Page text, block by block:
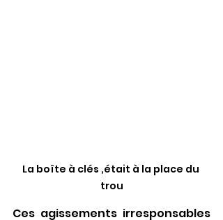
La boîte à clés ,était à la place du
trou
Ces agissements irresponsables